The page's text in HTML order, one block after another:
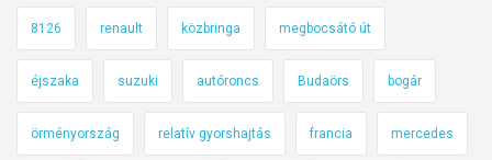
8126 renault közbringa megbocsátó út
éjszaka suzuki autóroncs Budaörs bogár
örményország relatív gyorshajtás francia mercedes